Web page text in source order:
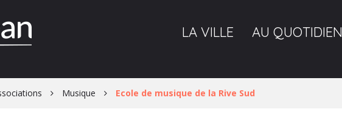
LA VILLE AU QUOTIDIEN
Musique Ecole de musique de la Rive Sud